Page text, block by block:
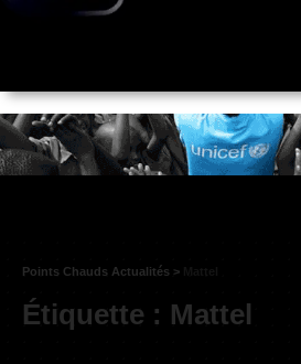
Points Chauds Actualités >
Étiquette : Mattel